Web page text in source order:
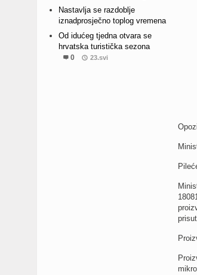
Nastavlja se razdoblje
iznadprosječno toplog vremena
Od idućeg tjedna otvara se
hrvatska turistička sezona
0 23.svi